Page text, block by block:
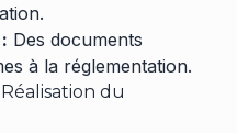
Des documents
à la réglementation.
du